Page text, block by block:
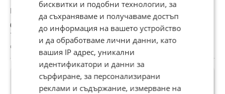
Парцел в регулация в с. Ушинци
60 000 €
117 349,80 лв
с. Ушинци, Разград, 20 юли
бисквитки и подобни технологии, за
да съхраняваме и получаваме достъп
до информация на вашето устройство
и да обработваме лични данни, като
вашия IP адрес, уникални
идентификатори и данни за
сърфиране, за персонализирани
реклами и съдържание, измерване на